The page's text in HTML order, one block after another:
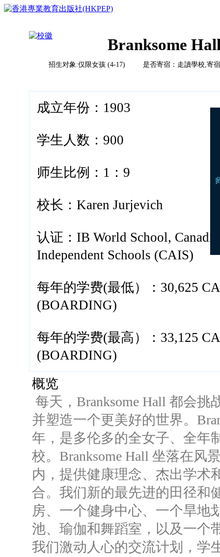
国际学校
中国
欧洲
北美
非洲
2023HKPEP全球最具教育竞争力国际学校100强
2023HKPEP中国外籍人員子女国际学校最具竞争力
2022香港最具教育竞争力幼稚园50强龙虎榜
2022香港最具教育竞争力中学50强龙虎榜<
2022香港最具教育竞争力国际学校20强龙虎榜
联系
Branksome
招生对象:仅限女孩 (4-17) 是否寄宿：走讀學校,寄
成立年份：1903
学生人数：900
师生比例：1：9
校长：Karen Jurjevich
认证：IB World School,
Independent Schools (CAIS)
每年的学费(最低）：30,625
(BOARDING)
每年的学费(最高）：33,125
(BOARDING)
概览
每天，Branksome Hall 都会
并塑造一个更美好的世界。
年，是多伦多的全女子、全年
校。 Branksome Hall 坐落在风
内，提供健康理念、杰出学术
合。 我们新的最先进的田径和
房、一个健身中心、一个旱地
池、瑜伽和舞蹈室，以及一个
我们激动人心的交流计划，学